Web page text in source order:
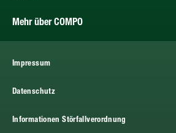
Mehr über COMPO
Impressum
Datenschutz
Informationen Störfallverordnung